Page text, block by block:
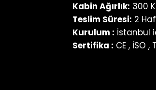
Kabin Ağırlık: 300
Teslim Süresi: 2
Kurulum : İstanbul
Sertifika : CE , İSO ,